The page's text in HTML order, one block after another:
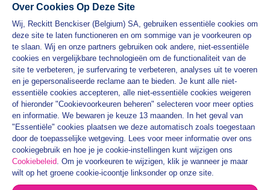
PRODUCTEN
VEET PRAKTISCHE HANDLEIDINGEN
PRIVACYBELEID
ALGEMENE VOORWAARDEN
Over Cookies Op Deze Site
Wij, Reckitt Benckiser (Belgium) SA, gebruiken essentiële cookies om
deze site te laten functioneren en om sommige van je voorkeuren op
te slaan. Wij en onze partners gebruiken ook andere, niet-essentiële
cookies en vergelijkbare technologieën om de functionaliteit van de
site te verbeteren, je surfervaring te verbeteren, analyses uit te voeren
en je gepersonaliseerde reclame aan te bieden. Je kunt alle niet-
essentiële cookies accepteren, alle niet-essentiële cookies weigeren
of hieronder "Cookievoorkeuren beheren" selecteren voor meer opties
en informatie. We bewaren je keuze 13 maanden. In het geval van
"Essentiële" cookies plaatsen we deze automatisch zoals toegestaan
door de toepasselijke wetgeving. Lees voor meer informatie over ons
cookiegebruik en hoe je je cookie-instellingen kunt wijzigen ons
Cookiebeleid. Om je voorkeuren te wijzigen, klik je wanneer je maar
wilt op het groene cookie-icoontje linksonder op onze site.